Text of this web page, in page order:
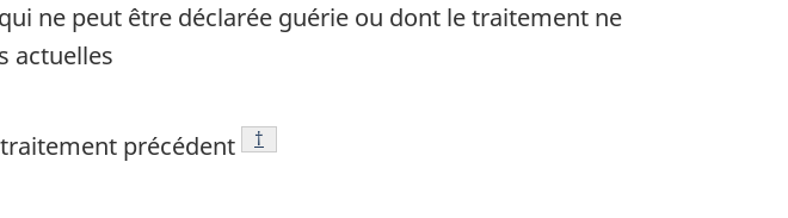
ne peut être déclarée guérie ou dont le traitement ne
actuelles
précédent Note de bas de page
†